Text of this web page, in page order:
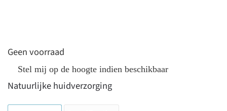
Geen voorraad
Stel mij op de hoogte indien beschikbaar
Natuurlijke huidverzorging